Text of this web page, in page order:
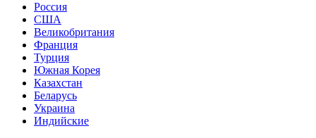
Россия
США
Великобритания
Франция
Турция
Южная Корея
Казахстан
Беларусь
Украина
Индийские